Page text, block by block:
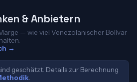
& Anbietern
— wie viel Venezolanischer Bolívar
→
geschätzt. Details zur Berechnung